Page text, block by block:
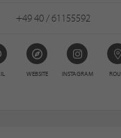
+49 40 / 61155592
WEBSITE INSTAGRAM